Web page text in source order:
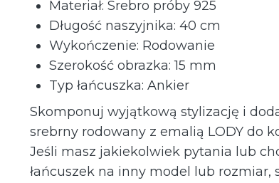
Materiał: Srebro próby 925
Długość naszyjnika: 40 cm
Wykończenie: Rodowanie
Szerokość obrazka: 15 mm
Typ łańcuszka: Ankier
Skomponuj wyjątkową stylizację i
srebrny rodowany z emalią LODY do
Jeśli masz jakiekolwiek pytania lub
łańcuszek na inny model lub rozmiar,